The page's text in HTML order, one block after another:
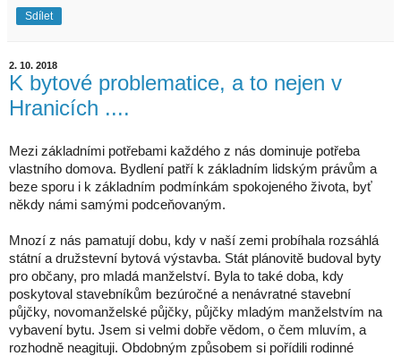
Sdílet
2. 10. 2018
K bytové problematice, a to nejen v
Hranicích ....
Mezi základními potřebami každého z nás dominuje potřeba
vlastního domova. Bydlení patří k základním lidským právům a
beze sporu i k základním podmínkám spokojeného života, byť
někdy námi samými podceňovaným.
Mnozí z nás pamatují dobu, kdy v naší zemi probíhala rozsáhlá
státní a družstevní bytová výstavba. Stát plánovitě budoval byty
pro občany, pro mladá manželství. Byla to také doba, kdy
poskytoval stavebníkům bezúročné a nenávratné stavební
půjčky, novomanželské půjčky, půjčky mladým manželstvím na
vybavení bytu. Jsem si velmi dobře vědom, o čem mluvím, a
rozhodně neagituji. Obdobným způsobem si pořídili rodinné